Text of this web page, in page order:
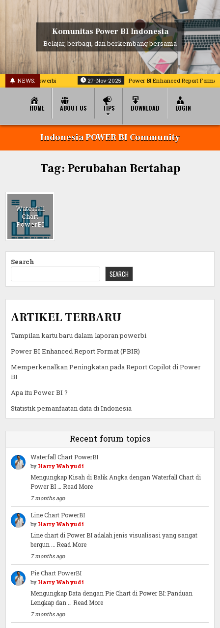
content
Komunitas Power BI Indonesia
Belajar, berbagi, dan berkembang bersama
NEWS:
laporan powerbi 27-Nov-2025 Power BI Enhanced Report Format
HOME ABOUT US TIPS DOWNLOAD LOGIN
Indonesia POWER BI Community
Tag: Perubahan Bertahap
Waterfall
Chart
PowerBI
Search
SEARCH
ARTIKEL TERBARU
Tampilan kartu baru dalam laporan powerbi
Power BI Enhanced Report Format (PBIR)
Memperkenalkan Peningkatan pada Report Copilot di Power
BI
Apa itu Power BI ?
Statistik pemanfaatan data di Indonesia
Recent forum topics
Waterfall Chart PowerBI
by Harry Wahyudi
Mengungkap Kisah di Balik Angka dengan Waterfall Chart di
Power BI … Read More
7 months ago
Line Chart PowerBI
by Harry Wahyudi
Line chart di Power BI adalah jenis visualisasi yang sangat
bergun … Read More
7 months ago
Pie Chart PowerBI
by Harry Wahyudi
Mengungkap Data dengan Pie Chart di Power BI: Panduan
Lengkap dan … Read More
7 months ago